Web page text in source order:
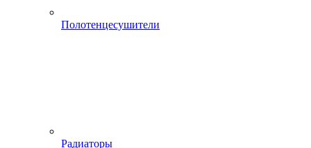
Полотенцесушители
Радиаторы